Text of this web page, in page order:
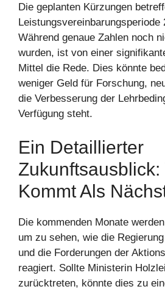
Die geplanten Kürzungen
Leistungsvereinbarungsperiode
Während genaue Zahlen noch
wurden, ist von einer
Mittel die Rede. Dies könnte
weniger Geld für Forschung,
die Verbesserung der
Verfügung steht.
Ein Detaillierter
Zukunftsausblick:
Kommt Als
Die kommenden Monate
um zu sehen, wie die
und die Forderungen der
reagiert. Sollte Ministerin
zurücktreten, könnte dies zu